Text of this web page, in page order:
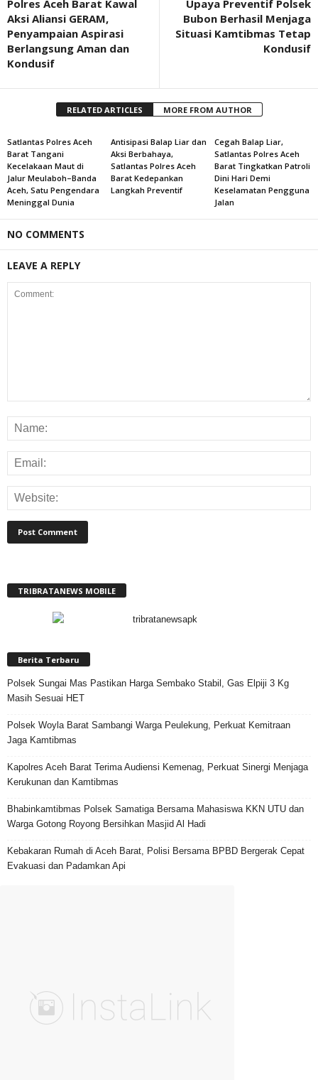
Polres Aceh Barat Kawal
Aksi Aliansi GERAM,
Penyampaian Aspirasi
Berlangsung Aman dan
Kondusif
Upaya Preventif Polsek
Bubon Berhasil Menjaga
Situasi Kamtibmas Tetap
Kondusif
RELATED ARTICLES MORE FROM AUTHOR
Satlantas Polres Aceh
Barat Tangani
Kecelakaan Maut di
Jalur Meulaboh–Banda
Aceh, Satu Pengendara
Meninggal Dunia
Antisipasi Balap Liar dan
Aksi Berbahaya,
Satlantas Polres Aceh
Barat Kedepankan
Langkah Preventif
Cegah Balap Liar,
Satlantas Polres Aceh
Barat Tingkatkan Patroli
Dini Hari Demi
Keselamatan Pengguna
Jalan
NO COMMENTS
LEAVE A REPLY
TRIBRATANEWS MOBILE
Berita Terbaru
Polsek Sungai Mas Pastikan Harga Sembako Stabil, Gas Elpiji 3 Kg
Masih Sesuai HET
Polsek Woyla Barat Sambangi Warga Peulekung, Perkuat Kemitraan
Jaga Kamtibmas
Kapolres Aceh Barat Terima Audiensi Kemenag, Perkuat Sinergi Menjaga
Kerukunan dan Kamtibmas
Bhabinkamtibmas Polsek Samatiga Bersama Mahasiswa KKN UTU dan
Warga Gotong Royong Bersihkan Masjid Al Hadi
Kebakaran Rumah di Aceh Barat, Polisi Bersama BPBD Bergerak Cepat
Evakuasi dan Padamkan Api